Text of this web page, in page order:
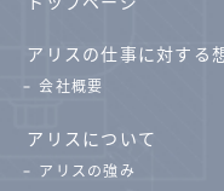
アリスの仕事に対する
会社概要
アリスについて
アリスの強み